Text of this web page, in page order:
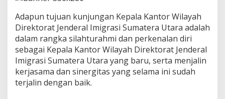
l
y
a
h
D
t
j
e
Adapun tujuan kunjungan Kepala Kantor Wilayah
Direktorat Jenderal Imigrasi Sumatera Utara adalah
dalam rangka silahturahmi dan perkenalan diri
sebagai Kepala Kantor Wilayah Direktorat Jenderal
Imigrasi Sumatera Utara yang baru, serta menjalin
kerjasama dan sinergitas yang selama ini sudah
terjalin dengan baik.